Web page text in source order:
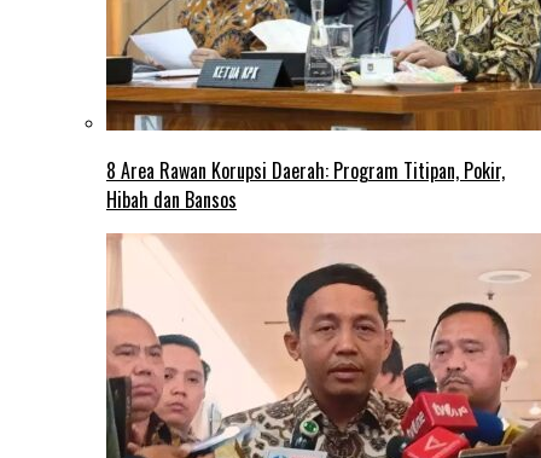
8 Area Rawan Korupsi Daerah: Program Titipan, Pokir,
Hibah dan Bansos